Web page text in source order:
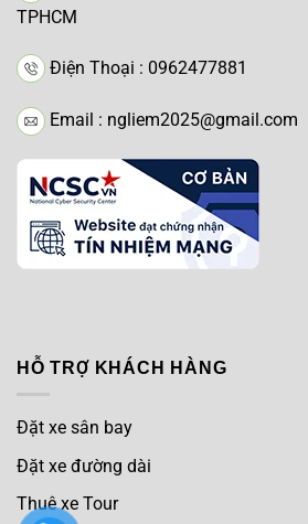
TPHCM
Điện Thoại : 0962477881
Email : ngliem2025@gmail.com
HỖ TRỢ KHÁCH HÀNG
Đặt xe sân bay
Đặt xe đường dài
Thuê xe Tour